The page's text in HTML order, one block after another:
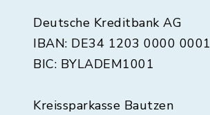
Deutsche Kreditbank AG
IBAN: DE34 1203 0000
BIC: BYLADEM1001
Kreissparkasse Bautzen